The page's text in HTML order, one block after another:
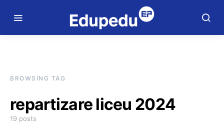
BROWSING TAG
repartizare liceu 2024
19 posts